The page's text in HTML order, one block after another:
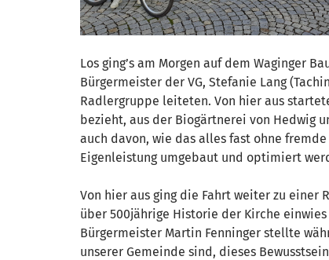
Los ging’s am Morgen auf dem Waginger
Bürgermeister der VG, Stefanie Lang
Radlergruppe leiteten. Von hier aus
bezieht, aus der Biogärtnerei von Hedwig
auch davon, wie das alles fast ohne
Eigenleistung umgebaut und optimiert
Von hier aus ging die Fahrt weiter zu einer
über 500jährige Historie der Kirche
Bürgermeister Martin Fenninger stellte
unserer Gemeinde sind, dieses